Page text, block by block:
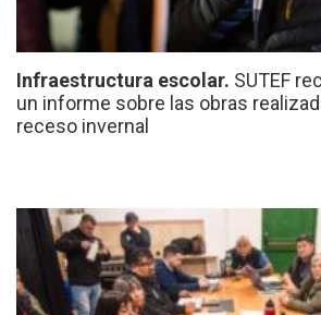
Infraestructura escolar. SUTEF
un informe sobre las obras
receso invernal